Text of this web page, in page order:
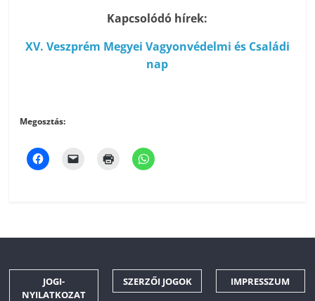
Kapcsolódó hírek:
XV. Veszprém Megyei Vagyonvédelmi és Családi
nap
Megosztás:
JOGI-
NYILATKOZAT
SZERZŐI JOGOK IMPRESSZUM